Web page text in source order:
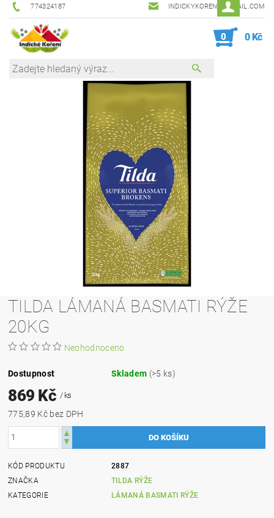
774324187 INDICKYKORENI@GMAIL.COM
0 0 Kč
TILDA LÁMANÁ BASMATI RÝŽE
20KG
Neohodnoceno
Dostupnost Skladem (>5 ks)
869 Kč / ks
775,89 Kč bez DPH
KÓD PRODUKTU
2887
ZNAČKA
TILDA RÝŽE
KATEGORIE
LÁMANÁ BASMATI RÝŽE